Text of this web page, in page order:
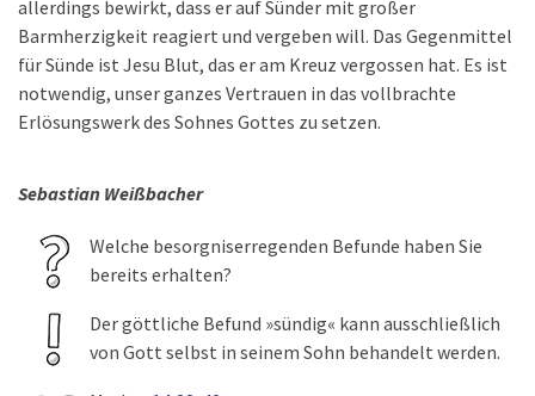
allerdings bewirkt, dass er auf Sünder mit großer
Barmherzigkeit reagiert und vergeben will. Das Gegenmittel
für Sünde ist Jesu Blut, das er am Kreuz vergossen hat. Es ist
notwendig, unser ganzes Vertrauen in das vollbrachte
Erlösungswerk des Sohnes Gottes zu setzen.
Sebastian Weißbacher
Welche besorgniserregenden Befunde haben Sie
bereits erhalten?
Der göttliche Befund »sündig« kann ausschließlich
von Gott selbst in seinem Sohn behandelt werden.